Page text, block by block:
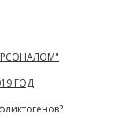
ГОД